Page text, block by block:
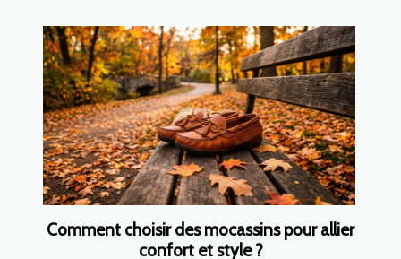
Comment choisir des mocassins pour allier
confort et style ?